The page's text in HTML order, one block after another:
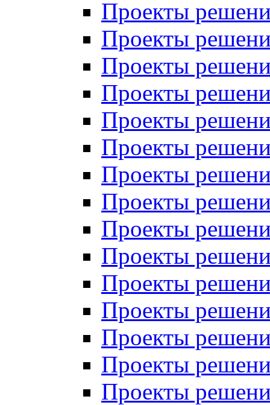
Проекты
Проекты
Проекты
Проекты
Проекты
Проекты
Проекты
Проекты
Проекты
Проекты
Проекты
Проекты
Проекты
Проекты
Проекты